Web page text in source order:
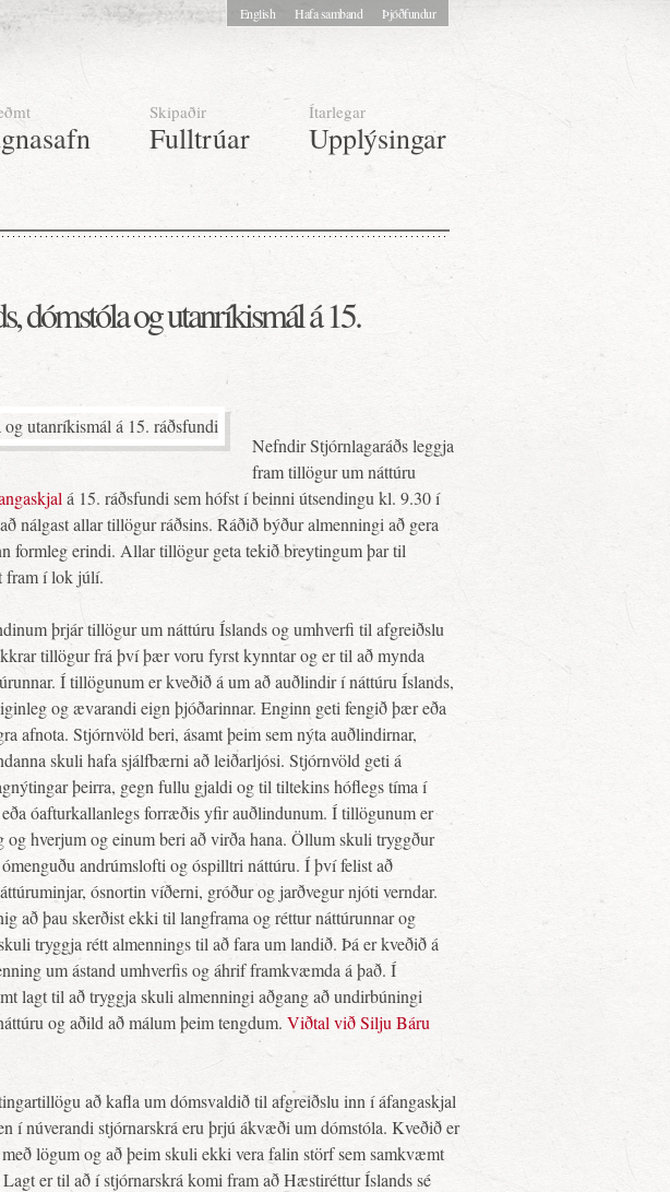
Skipaðir
Fulltrúar
Ítarlegar
Upplýsingar
English Hafa samband Þjóðfundur
dómstóla og utanríkismál á 15.
Nefndir Stjórnlagaráðs leggja
fram tillögur um náttúru
á 15. ráðsfundi sem hófst í beinni útsendingu kl. 9.30 í
nálgast allar tillögur ráðsins. Ráðið býður almenningi að gera
formleg erindi. Allar tillögur geta tekið breytingum þar til
fram í lok júlí.
þrjár tillögur um náttúru Íslands og umhverfi til afgreiðslu
tillögur frá því þær voru fyrst kynntar og er til að mynda
Í tillögunum er kveðið á um að auðlindir í náttúru Íslands,
og ævarandi eign þjóðarinnar. Enginn geti fengið þær eða
afnota. Stjórnvöld beri, ásamt þeim sem nýta auðlindirnar,
skuli hafa sjálfbærni að leiðarljósi. Stjórnvöld geti á
þeirra, gegn fullu gjaldi og til tiltekins hóflegs tíma í
óafturkallanlegs forræðis yfir auðlindunum. Í tillögunum er
og hverjum og einum beri að virða hana. Öllum skuli tryggður
andrúmslofti og óspilltri náttúru. Í því felist að
ósnortin víðerni, gróður og jarðvegur njóti verndar.
að þau skerðist ekki til langframa og réttur náttúrunnar og
tryggja rétt almennings til að fara um landið. Þá er kveðið á
um ástand umhverfis og áhrif framkvæmda á það. Í
lagt til að tryggja skuli almenningi aðgang að undirbúningi
og aðild að málum þeim tengdum. Viðtal við Silju Báru
að kafla um dómsvaldið til afgreiðslu inn í áfangaskjal
í núverandi stjórnarskrá eru þrjú ákvæði um dómstóla. Kveðið er
lögum og að þeim skuli ekki vera falin störf sem samkvæmt
er til að í stjórnarskrá komi fram að Hæstiréttur Íslands sé